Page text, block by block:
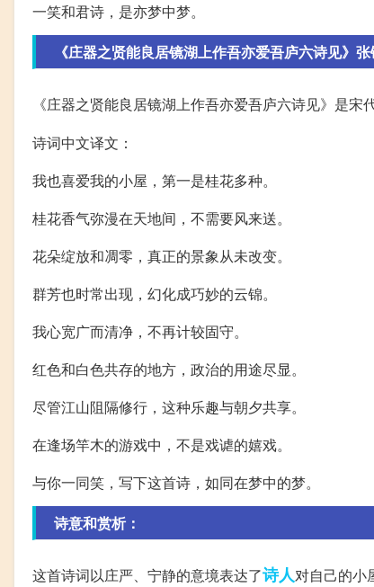
一笑和君诗，是亦梦中梦。
《庄器之贤能良居镜湖上作吾亦爱吾庐六诗见》
《庄器之贤能良居镜湖上作吾亦爱吾庐六诗见》是宋
诗词中文译文：
我也喜爱我的小屋，第一是桂花多种。
桂花香气弥漫在天地间，不需要风来送。
花朵绽放和凋零，真正的景象从未改变。
群芳也时常出现，幻化成巧妙的云锦。
我心宽广而清净，不再计较固守。
红色和白色共存的地方，政治的用途尽显。
尽管江山阻隔修行，这种乐趣与朝夕共享。
在逢场竿木的游戏中，不是戏谑的嬉戏。
与你一同笑，写下这首诗，如同在梦中的梦。
诗意和赏析：
这首诗词以庄严、宁静的意境表达了诗人对自己的小